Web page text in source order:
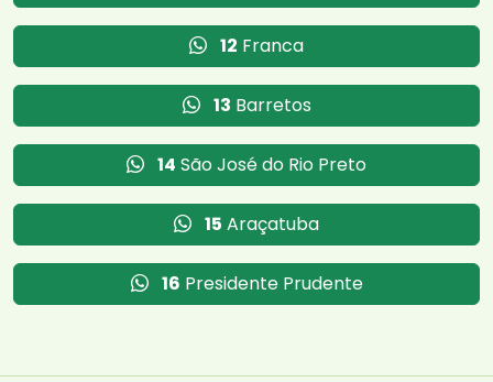
12 Franca
13 Barretos
14 São José do Rio Preto
15 Araçatuba
16 Presidente Prudente